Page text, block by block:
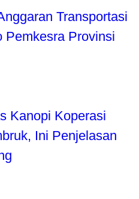
Transportasi
Pemkesra Provinsi
Kanopi Koperasi
Ini Penjelasan